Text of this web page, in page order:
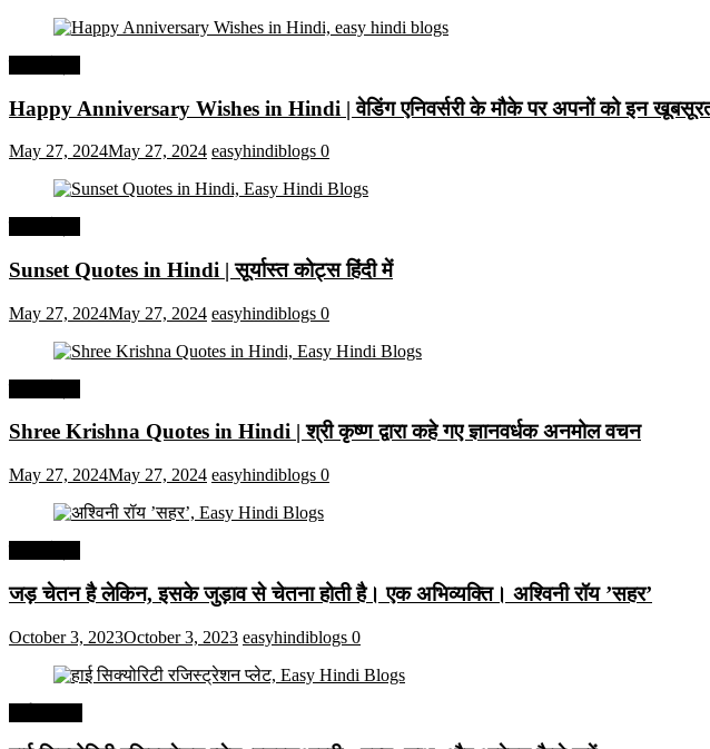
Happy Anniversary Wishes in Hindi | वेडिंग एनिवर्सरी के मौके पर अपनों को इन
May 27, 2024May 27, 2024 easyhindiblogs 0
Sunset Quotes in Hindi | सूर्यास्त कोट्स हिंदी में
May 27, 2024May 27, 2024 easyhindiblogs 0
Shree Krishna Quotes in Hindi | श्री कृष्ण द्वारा कहे गए ज्ञानवर्धक अनमोल वचन
May 27, 2024May 27, 2024 easyhindiblogs 0
जड़ चेतन है लेकिन, इसके जुड़ाव से चेतना होती है। एक अभिव्यक्ति। अश्विनी रॉय ’सहर’
October 3, 2023October 3, 2023 easyhindiblogs 0